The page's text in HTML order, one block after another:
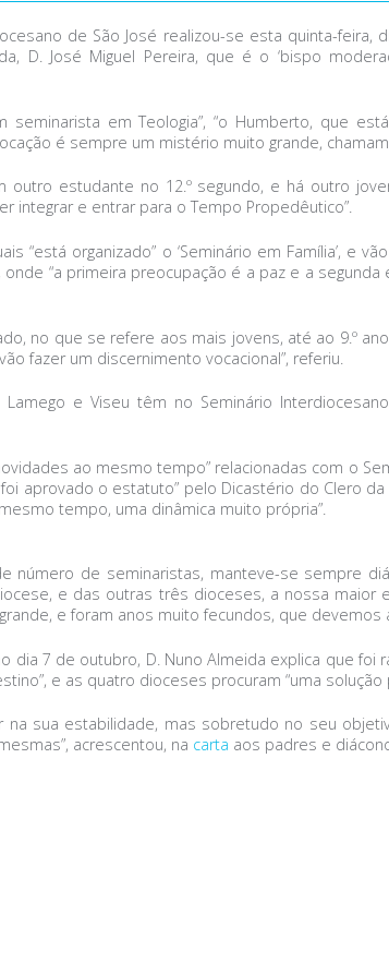
de São José realizou-se esta quinta-
D. José Miguel Pereira, que é o ‘bispo
seminarista em Teologia”, “o Humberto, que
é sempre um mistério muito grande,
outro estudante no 12.º segundo, e há outro
integrar e entrar para o Tempo Propedêutico”.
“está organizado” o ‘Seminário em Família’, e
“a primeira preocupação é a paz e a
no que se refere aos mais jovens, até ao 9.º
fazer um discernimento vocacional”, referiu.
e Viseu têm no Seminário
ao mesmo tempo” relacionadas com o
aprovado o estatuto” pelo Dicastério do Clero
tempo, uma dinâmica muito própria”.
de seminaristas, manteve-se sempre
e das outras três dioceses, a nossa maior
e foram anos muito fecundos, que devemos
7 de outubro, D. Nuno Almeida explica que
e as quatro dioceses procuram “uma
na sua estabilidade, mas sobretudo no seu
acrescentou, na carta aos padres e